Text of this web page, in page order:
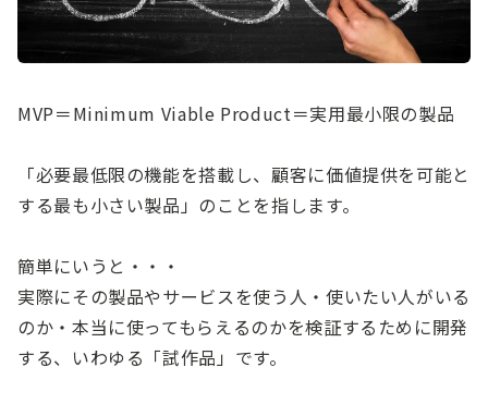
MVP＝Minimum Viable Product＝実用最小限の製品
「必要最低限の機能を搭載し、顧客に価値提供を可能と
する最も小さい製品」のことを指します。
簡単にいうと・・・
実際にその製品やサービスを使う人・使いたい人がいる
のか・本当に使ってもらえるのかを検証するために開発
する、いわゆる「試作品」です。